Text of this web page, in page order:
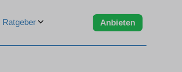
Ratgeber Anbieten